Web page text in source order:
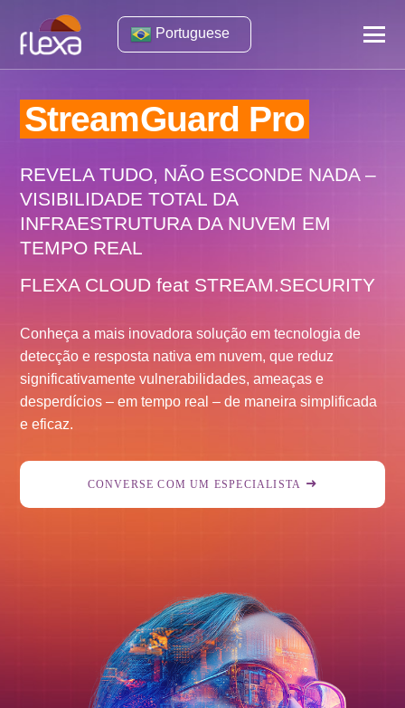
Portuguese
StreamGuard Pro
REVELA TUDO, NÃO ESCONDE NADA –
VISIBILIDADE TOTAL DA
INFRAESTRUTURA DA NUVEM EM
TEMPO REAL
FLEXA CLOUD feat STREAM.SECURITY
Conheça a mais inovadora solução em tecnologia de
detecção e resposta nativa em nuvem, que reduz
significativamente vulnerabilidades, ameaças e
desperdícios – em tempo real – de maneira simplificada
e eficaz.
CONVERSE COM UM ESPECIALISTA